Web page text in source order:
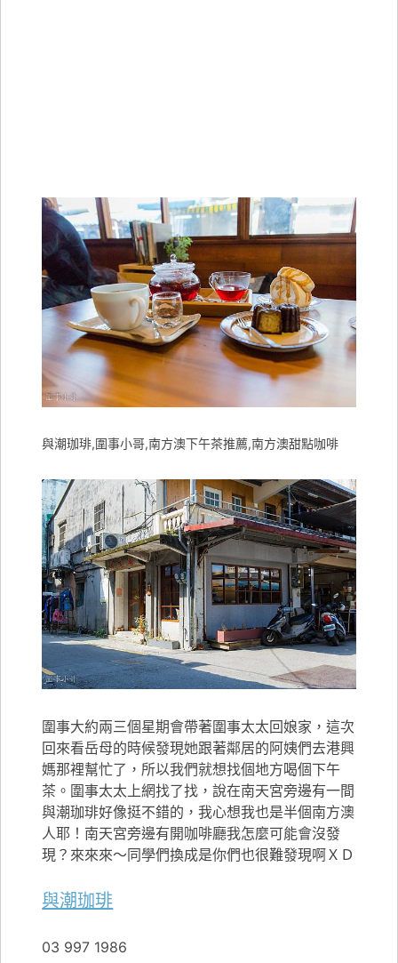
與潮珈琲,圍事小哥,南方澳下午茶推薦,南方澳甜點咖啡
圍事大約兩三個星期會帶著圍事太太回娘家，這次
回來看岳母的時候發現她跟著鄰居的阿姨們去港興
媽那裡幫忙了，所以我們就想找個地方喝個下午
茶。圍事太太上網找了找，說在南天宮旁邊有一間
與潮珈琲好像挺不錯的，我心想我也是半個南方澳
人耶！南天宮旁邊有開咖啡廳我怎麼可能會沒發
現？來來來～同學們換成是你們也很難發現啊ＸＤ
與潮珈琲
03 997 1986